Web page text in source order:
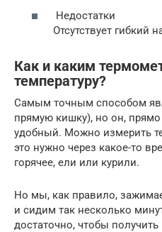
Недостатки
Отсутствует гибкий
Как и каким
температуру?
Самым точным способом
прямую кишку), но он,
удобный. Можно измерить
это нужно через какое-то
горячее, ели или курили.
Но мы, как правило,
и сидим так несколько
достаточно, чтобы